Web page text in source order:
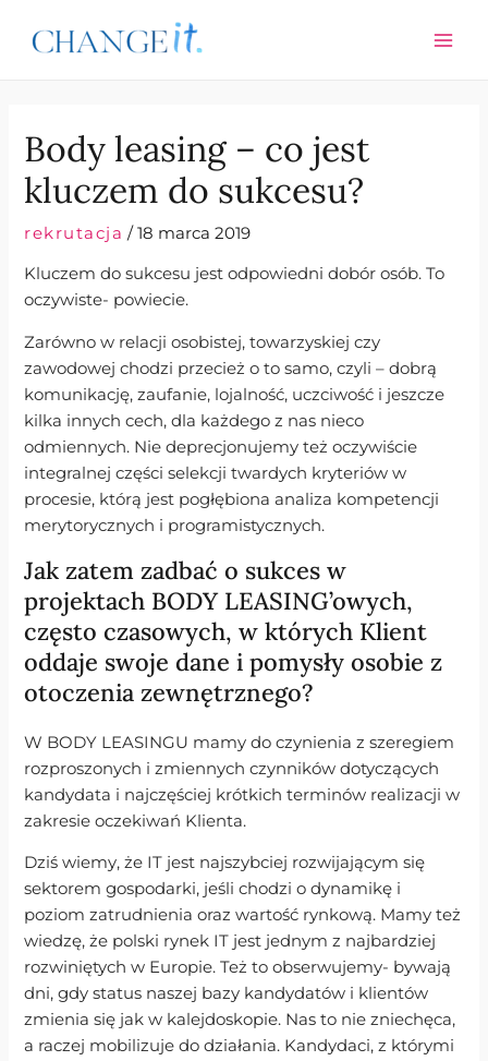
Body leasing – co jest
kluczem do sukcesu?
rekrutacja /18 marca 2019
Kluczem do sukcesu jest odpowiedni dobór osób. To
oczywiste- powiecie.
Zarówno w relacji osobistej, towarzyskiej czy
zawodowej chodzi przecież o to samo, czyli – dobrą
komunikację, zaufanie, lojalność, uczciwość i jeszcze
kilka innych cech, dla każdego z nas nieco
odmiennych. Nie deprecjonujemy też oczywiście
integralnej części selekcji twardych kryteriów w
procesie, którą jest pogłębiona analiza kompetencji
merytorycznych i programistycznych.
Jak zatem zadbać o sukces w
projektach BODY LEASING’owych,
często czasowych, w których Klient
oddaje swoje dane i pomysły osobie z
otoczenia zewnętrznego?
W BODY LEASINGU mamy do czynienia z szeregiem
rozproszonych i zmiennych czynników dotyczących
kandydata i najczęściej krótkich terminów realizacji w
zakresie oczekiwań Klienta.
Dziś wiemy, że IT jest najszybciej rozwijającym się
sektorem gospodarki, jeśli chodzi o dynamikę i
poziom zatrudnienia oraz wartość rynkową. Mamy też
wiedzę, że polski rynek IT jest jednym z najbardziej
rozwiniętych w Europie. Też to obserwujemy- bywają
dni, gdy status naszej bazy kandydatów i klientów
zmienia się jak w kalejdoskopie. Nas to nie zniechęca,
a raczej mobilizuje do działania. Kandydaci, z którymi
navigation